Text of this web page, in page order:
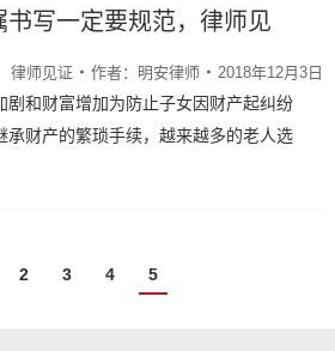
书写一定要规范，律师见
律师见证 作者： 明安律师 2018年12月3日
剧和财富增加为防止子女因财产起纠纷
承财产的繁琐手续，越来越多的老人选
2 3 4 5